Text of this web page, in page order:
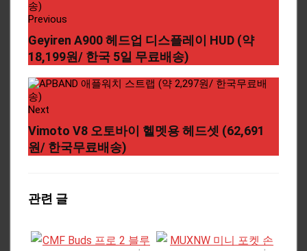
Previous
Geyiren A900 헤드업 디스플레이 HUD (약
18,199원/ 한국 5일 무료배송)
Next
Vimoto V8 오토바이 헬멧용 헤드셋 (62,691
원/ 한국무료배송)
관련 글